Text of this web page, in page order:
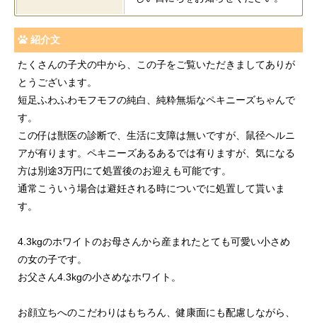
紹介文
たくさんの子犬の中から、この子をご覧いただきましてありが
とうございます。
短足ふわふわモフモフの純白、純粋無垢なペキニーズちゃんで
す。
この仔は獣医の診断で、生活に支障は無いですが、鼠径ヘルニ
アが有ります。ペキニーズあるあるでは有りますが、気になる
方は別途3万円にて処置後のお迎えも可能です。
通常こういう場合は避妊される時についでに処置して貰いま
す。
4.3kgのホワイトのお母さんから産まれたとても可愛い小さめ
の女の子です。
お父さん4.3kgの小さめなホワイト。
お顔立ちへのこだわりはもちろん、健康面にも配慮しながら、